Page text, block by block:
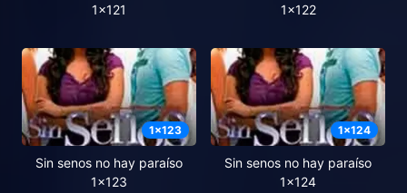
1x121
1x122
1x123
Sin senos no hay paraíso
1x123
1x124
Sin senos no hay paraíso
1x124